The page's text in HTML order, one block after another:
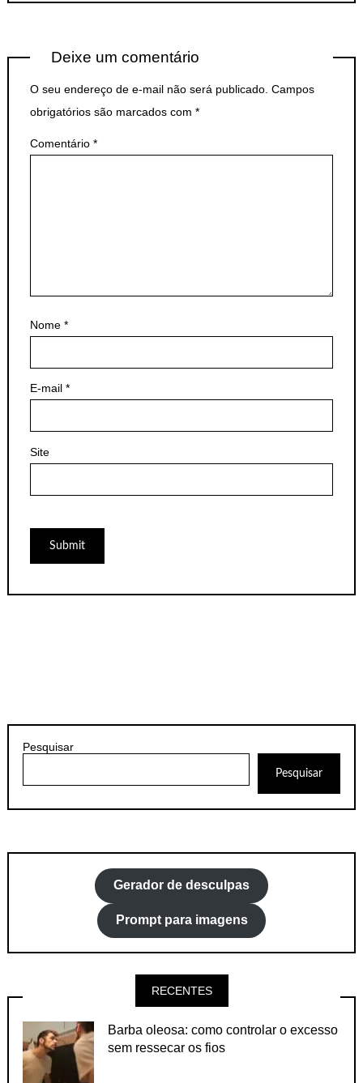
Deixe um comentário
O seu endereço de e-mail não será publicado. Campos
obrigatórios são marcados com *
Comentário *
Nome *
E-mail *
Site
Pesquisar
Pesquisar
Gerador de desculpas
Prompt para imagens
RECENTES
Barba oleosa: como controlar o excesso
sem ressecar os fios